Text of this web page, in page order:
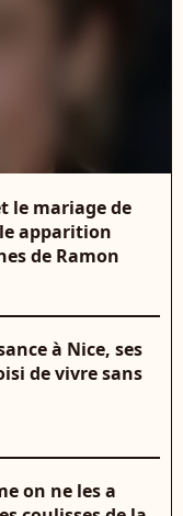
le mariage de
apparition
de Ramon
à Nice, ses
de vivre sans
on ne les a